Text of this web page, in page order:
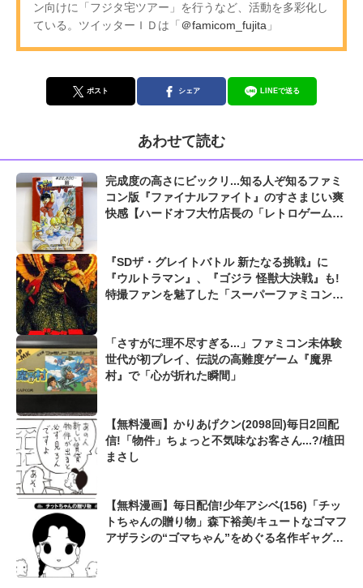
ン向けに「フジタ宅ツアー」を行うなど、活動を多彩化し
ている。ツイッターＩＤは「 ＠famicom_fujita 」
ポスト シェア LINEで送る
あわせて読む
完成度の高さにビックリ...知る人ぞ知るファミ
コン版『ファイナルファイト』のすさまじい爽
快感【ハードオフ大竹店長の「レトロゲームち
『SDザ・グレイトバトル 新たなる挑戦』に
『ウルトラマン』、『ゴジラ 怪獣大決戦』も!
特撮ファンを魅了した「スーパーファミコンの
「さすがに理不尽すぎる...」ファミコン未体験
世代が初プレイ、伝説の高難度ゲーム『魔界
村』で「心が折れた瞬間」
【無料漫画】かりあげクン(2098回)毎日2回配
信!「物件」ちょっと不気味なお客さん...?/植田
まさし
【無料漫画】毎日配信!少年アシベ(156)「チッ
トちゃんの贈り物」森下裕美/キュートなゴマフ
アザラシの“ゴマちゃん”をめぐる名作ギャグ4